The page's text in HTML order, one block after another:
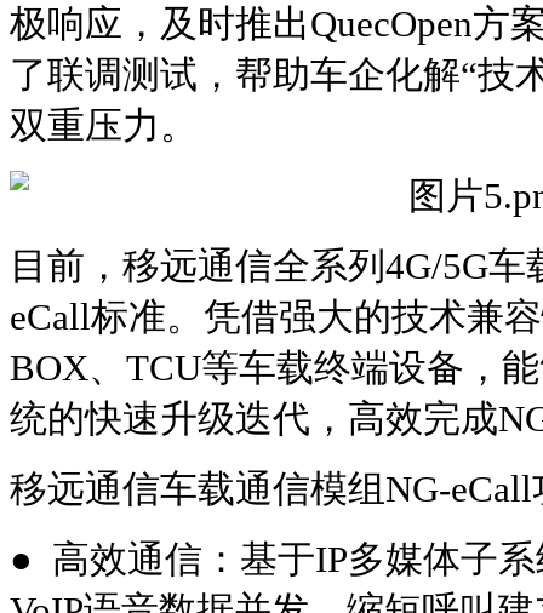
极响应，及时推出QuecOpen方
了联调测试，帮助车企化解“技
双重压力。
目前，移远通信全系列4G/5G
eCall标准。凭借强大的技术兼
BOX、TCU等车载终端设备，
统的快速升级迭代，高效完成
移远通信车载通信模组NG-
● 高效通信：基于IP多媒体子